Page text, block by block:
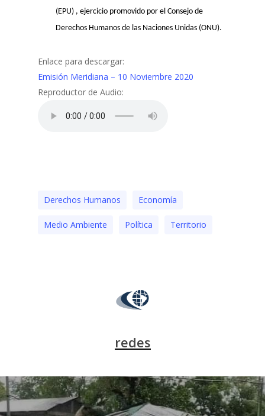
(EPU) , ejercicio promovido por el Consejo de
Derechos Humanos de las Naciones Unidas (ONU).
Enlace para descargar:
Emisión Meridiana – 10 Noviembre 2020
Reproductor de Audio:
Derechos Humanos Economía
Medio Ambiente Polí­tica Territorio
redes